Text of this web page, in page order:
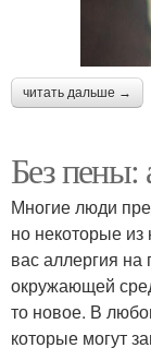
читать дальше →
Без пены:
Многие люди
но некоторые
вас аллергия на
окружающей
то новое. В
которые могут